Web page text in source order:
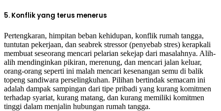
5. Konflik yang terus menerus
Pertengkaran, himpitan beban kehidupan, konflik rumah tangga,
tuntutan pekerjaan, dan seabrek stressor (penyebab stres) kerapkali
membuat seseorang mencari pelarian sekejap dari masalahnya. Alih-
alih mendinginkan pikiran, merenung, dan mencari jalan keluar,
orang-orang seperti ini malah mencari kesenangan semu di balik
topeng sandiwara perselingkuhan. Pilihan bertindak semacam ini
adalah dampak sampingan dari tipe pribadi yang kurang komitmen
terhadap syariat, kurang matang, dan kurang memiliki komitmen
tinggi dalam menjalin hubungan rumah tangga.